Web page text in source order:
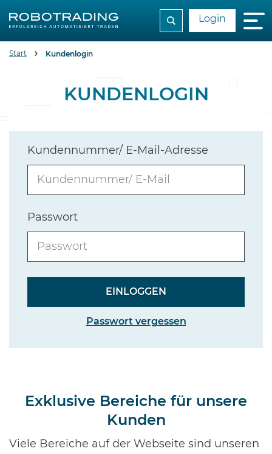
Login
Start Kundenlogin
KUNDENLOGIN
Kundennummer/ E-Mail-Adresse
Passwort
Passwort vergessen
Exklusive Bereiche für unsere
Kunden
Viele Bereiche auf der Webseite sind unseren